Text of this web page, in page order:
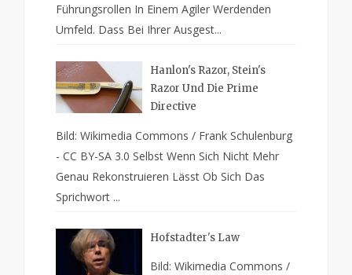
Führungsrollen In Einem Agiler Werdenden
Umfeld. Dass Bei Ihrer Ausgest...
Hanlon's Razor, Stein's
Razor Und Die Prime
Directive
Bild: Wikimedia Commons / Frank Schulenburg
- CC BY-SA 3.0 Selbst Wenn Sich Nicht Mehr
Genau Rekonstruieren Lässt Ob Sich Das
Sprichwort ...
Hofstadter's Law
Bild: Wikimedia Commons /